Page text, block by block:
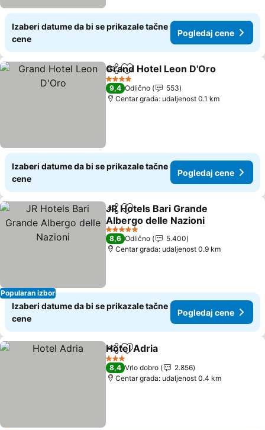
Izaberi datume da bi se prikazale tačne
cene
Pogledaj cene
Deli Dodati u favorite
Grand Hotel Leon D'Oro
4 Zvezdice
9,4 Odlično
553
Centar grada: udaljenost 0.1 km
Izaberi datume da bi se prikazale tačne
cene
Pogledaj cene
Popularan izbor
Deli Dodati u favorite
JR Hotels Bari Grande
Albergo delle Nazioni
Pogledaj cene
5 Zvezdice
8,6 Odlično
5.400
Centar grada: udaljenost 0.9 km
Izaberi datume da bi se prikazale tačne
cene
Pogledaj cene
Deli Dodati u favorite
Hotel Adria
3 Zvezdice
8,4 Vrlo dobro
2.856
Centar grada: udaljenost 0.4 km